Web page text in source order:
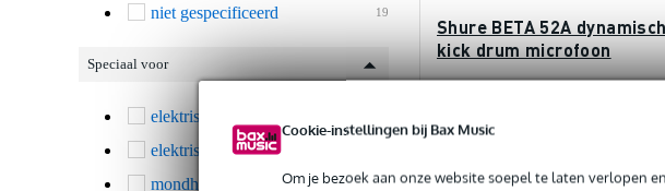
Cookie-instellingen bij Bax Music
Om je bezoek aan onze website soepel te laten verlopen
19
niet gespecificeerd
Speciaal voor
elektrische basgitaar(versterker)
elektrische gitaar(versterker)
1
mondharmonica
Shure BETA 52A
kick drum microfoon
€ 257,-